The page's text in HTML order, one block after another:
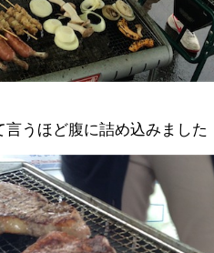
言うほど腹に詰め込みました